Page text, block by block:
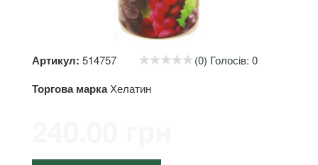
Артикул: 514757 (0) Голосів: 0
Торгова марка Хелатин